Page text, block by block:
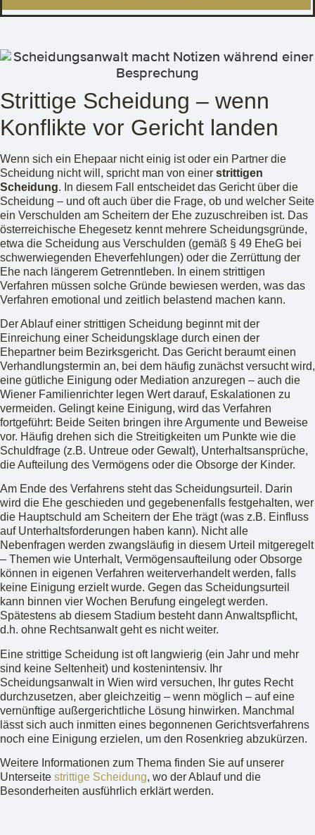
Strittige Scheidung – wenn
Konflikte vor Gericht landen
Wenn sich ein Ehepaar nicht einig ist oder ein Partner die
Scheidung nicht will, spricht man von einer strittigen
Scheidung. In diesem Fall entscheidet das Gericht über die
Scheidung – und oft auch über die Frage, ob und welcher Seite
ein Verschulden am Scheitern der Ehe zuzuschreiben ist. Das
österreichische Ehegesetz kennt mehrere Scheidungsgründe,
etwa die Scheidung aus Verschulden (gemäß § 49 EheG bei
schwerwiegenden Eheverfehlungen) oder die Zerrüttung der
Ehe nach längerem Getrenntleben. In einem strittigen
Verfahren müssen solche Gründe bewiesen werden, was das
Verfahren emotional und zeitlich belastend machen kann.
Der Ablauf einer strittigen Scheidung beginnt mit der
Einreichung einer Scheidungsklage durch einen der
Ehepartner beim Bezirksgericht. Das Gericht beraumt einen
Verhandlungstermin an, bei dem häufig zunächst versucht wird,
eine gütliche Einigung oder Mediation anzuregen – auch die
Wiener Familienrichter legen Wert darauf, Eskalationen zu
vermeiden. Gelingt keine Einigung, wird das Verfahren
fortgeführt: Beide Seiten bringen ihre Argumente und Beweise
vor. Häufig drehen sich die Streitigkeiten um Punkte wie die
Schuldfrage (z.B. Untreue oder Gewalt), Unterhaltsansprüche,
die Aufteilung des Vermögens oder die Obsorge der Kinder.
Am Ende des Verfahrens steht das Scheidungsurteil. Darin
wird die Ehe geschieden und gegebenenfalls festgehalten, wer
die Hauptschuld am Scheitern der Ehe trägt (was z.B. Einfluss
auf Unterhaltsforderungen haben kann). Nicht alle
Nebenfragen werden zwangsläufig in diesem Urteil mitgeregelt
– Themen wie Unterhalt, Vermögensaufteilung oder Obsorge
können in eigenen Verfahren weiterverhandelt werden, falls
keine Einigung erzielt wurde. Gegen das Scheidungsurteil
kann binnen vier Wochen Berufung eingelegt werden.
Spätestens ab diesem Stadium besteht dann Anwaltspflicht,
d.h. ohne Rechtsanwalt geht es nicht weiter.
Eine strittige Scheidung ist oft langwierig (ein Jahr und mehr
sind keine Seltenheit) und kostenintensiv. Ihr
Scheidungsanwalt in Wien wird versuchen, Ihr gutes Recht
durchzusetzen, aber gleichzeitig – wenn möglich – auf eine
vernünftige außergerichtliche Lösung hinwirken. Manchmal
lässt sich auch inmitten eines begonnenen Gerichtsverfahrens
noch eine Einigung erzielen, um den Rosenkrieg abzukürzen.
Weitere Informationen zum Thema finden Sie auf unserer
Unterseite strittige Scheidung, wo der Ablauf und die
Besonderheiten ausführlich erklärt werden.